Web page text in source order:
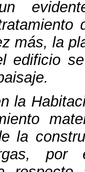
más,la
edificio
.
la
la
, por